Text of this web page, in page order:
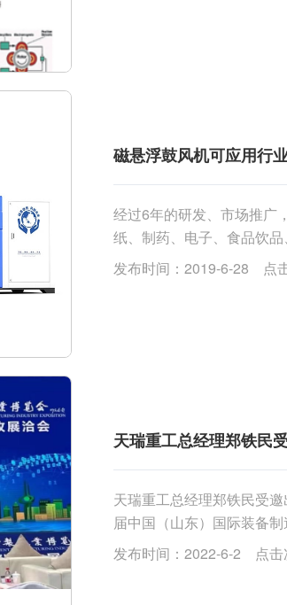
磁悬浮鼓风机可应用行
经过6年的研发、市场推广
纸、制药、电子、食品饮
得到了用户的高度认可。
发布时间：2019-6-28 点
天瑞重工总经理郑铁民
天瑞重工总经理郑铁民受
届中国（山东）国际装备
光切割、工业自动化、工业
发布时间：2022-6-2 点击